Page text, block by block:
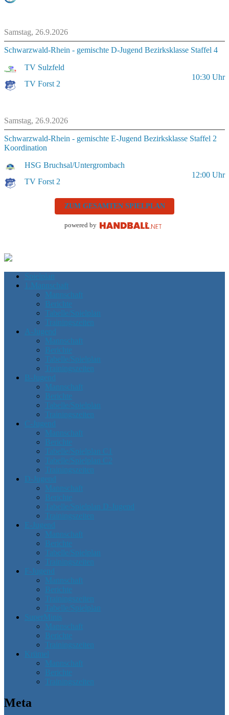
Samstag, 26.9.2026
Schwarzwald-Rhein - gemischte D-Jugend Bezirksklasse Staffel 4
TV Sulzfeld
TV Forst 2
10:30 Uhr
Samstag, 26.9.2026
Schwarzwald-Rhein - gemischte E-Jugend Bezirksklasse Staffel 2
Koordination
HSG Bruchsal/Untergrombach
TV Forst 2
12:00 Uhr
ZUM GESAMTEN SPIELPLAN
powered by
Spielplan
1.Mannschaft
Mannschaft
Berichte
Tabelle/Spielplan
Trainingszeiten
A-Jugend
Mannschaft
Berichte
Tabelle/Spielplan
Trainingszeiten
B-Jugend
Mannschaft
Berichte
Tabelle/Spielplan
Trainingszeiten
C-Jugend
Mannschaft
Berichte
Tabelle/Spielplan C1
Tabelle/Spielplan C2
Trainingszeiten
D-Jugend
Mannschaft
Berichte
Tabelle/Spielplan D-Jugend
Trainingszeiten
E-Jugend
Mannschaft
Berichte
Tabelle/Spielplan
Trainingszeiten
F-Jugend
Mannschaft
Berichte
Trainingszeiten
Tabelle/Spielplan
SuperMinis
Mannschaft
Berichte
Trainingszeiten
Krümel
Mannschaft
Berichte
Trainingszeiten
Meta